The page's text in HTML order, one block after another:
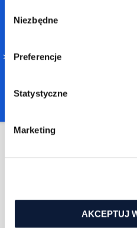
Selection
Niezbędne
Preferencje
Statystyczne
Marketing
AKCEPTUJ